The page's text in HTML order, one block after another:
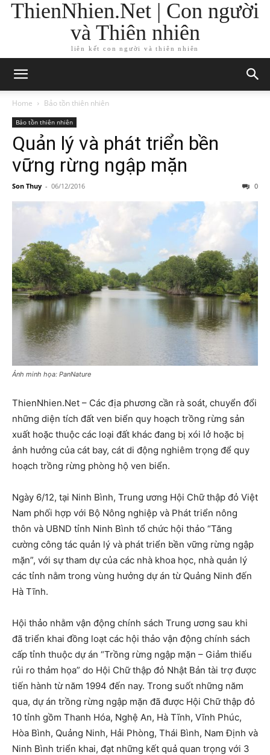
ThienNhien.Net | Con người
và Thiên nhiên
liên kết con người và thiên nhiên
Home Bảo tồn thiên nhiên
Bảo tồn thiên nhiên
Quản lý và phát triển bền
vững rừng ngập mặn
Son Thuy - 06/12/2016 0
Ảnh minh họa: PanNature
ThienNhien.Net – Các địa phương cần rà soát, chuyển đổi
những diện tích đất ven biển quy hoạch trồng rừng sản
xuất hoặc thuộc các loại đất khác đang bị xói lở hoặc bị
ảnh hưởng của cát bay, cát di động nghiêm trọng để quy
hoạch trồng rừng phòng hộ ven biển.
Ngày 6/12, tại Ninh Bình, Trung ương Hội Chữ thập đỏ Việt
Nam phối hợp với Bộ Nông nghiệp và Phát triển nông
thôn và UBND tỉnh Ninh Bình tổ chức hội thảo “Tăng
cường công tác quản lý và phát triển bền vững rừng ngập
mặn”, với sự tham dự của các nhà khoa học, nhà quản lý
các tỉnh nằm trong vùng hưởng dự án từ Quảng Ninh đến
Hà Tĩnh.
Hội thảo nhằm vận động chính sách Trung ương sau khi
đã triển khai đồng loạt các hội thảo vận động chính sách
cấp tỉnh thuộc dự án “Trồng rừng ngập mặn – Giảm thiểu
rủi ro thảm họa” do Hội Chữ thập đỏ Nhật Bản tài trợ được
tiến hành từ năm 1994 đến nay. Trong suốt những năm
qua, dự án trồng rừng ngập mặn đã được Hội Chữ thập đỏ
10 tỉnh gồm Thanh Hóa, Nghệ An, Hà Tĩnh, Vĩnh Phúc,
Hòa Bình, Quảng Ninh, Hải Phòng, Thái Bình, Nam Định và
Ninh Bình triển khai, đạt những kết quả quan trọng với 3